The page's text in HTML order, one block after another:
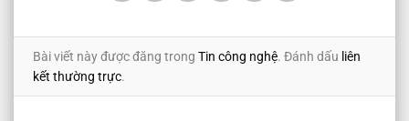
Bài viết này được đăng trong Tin công nghệ. Đánh dấu liên
kết thường trực.